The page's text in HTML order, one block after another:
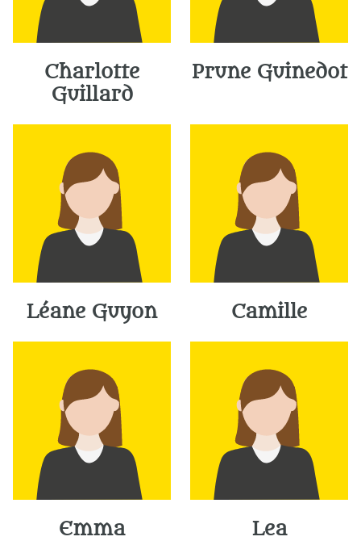
Charlotte
Guillard
Prune Guinedot
Léane Guyon Camille
Emma Lea